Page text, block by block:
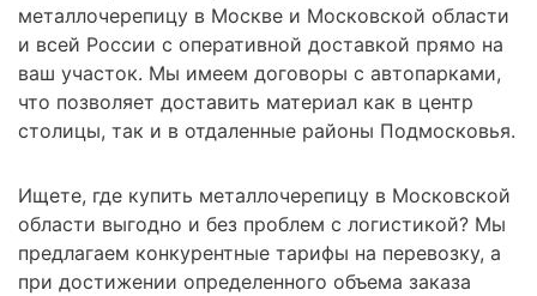
металлочерепицу в Москве и Московской области
и всей России с оперативной доставкой прямо на
ваш участок. Мы имеем договоры с автопарками,
что позволяет доставить материал как в центр
столицы, так и в отдаленные районы Подмосковья.
Ищете, где купить металлочерепицу в Московской
области выгодно и без проблем с логистикой? Мы
предлагаем конкурентные тарифы на перевозку, а
при достижении определенного объема заказа